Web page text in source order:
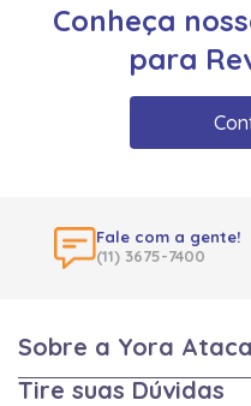
Conheça
para
Fale com a gente!
(11) 3675-7400
Sobre a Yora
Tire suas Dúvidas